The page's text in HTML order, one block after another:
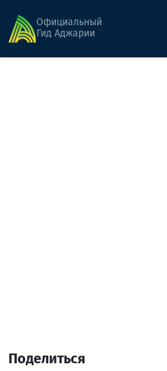
Официальный
Гид Аджарии
Поделиться